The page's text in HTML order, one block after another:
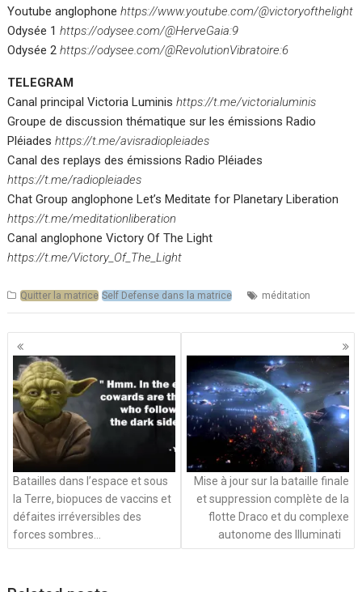
Youtube anglophonehttps://www.youtube.com/@victoryofthelight
Odysée 1https://odysee.com/@HerveGaia:9
Odysée 2https://odysee.com/@RevolutionVibratoire:6
TELEGRAM
Canal principal Victoria Luminishttps://t.me/victorialuminis
Groupe de discussion thématique sur les émissions Radio
Pléiadeshttps://t.me/avisradiopleiades
Canal des replays des émissions Radio Pléiades
https://t.me/radiopleiades
Chat Group anglophone Let’s Meditate for Planetary Liberation
https://t.me/meditationliberation
Canal anglophone Victory Of The Light
https://t.me/Victory_Of_The_Light
Quitter la matrice Self Defense dans la matrice méditation
Navigation
des
articles
Batailles dans l’espace et sous
la Terre, biopuces de vaccins et
défaites irréversibles des
forces sombres…
Mise à jour sur la bataille finale
et suppression complète de la
flotte Draco et du complexe
autonome des Illuminati